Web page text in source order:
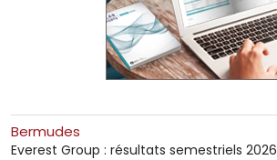
Bermudes
Everest Group : résultats semestriels 2026